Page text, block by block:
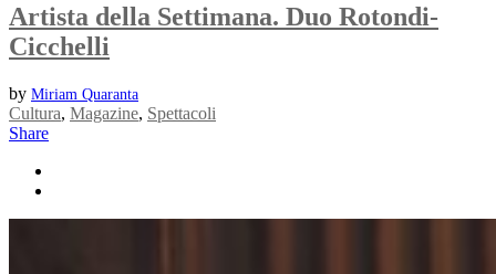
Artista della Settimana. Duo Rotondi-
Cicchelli
by Miriam Quaranta
Cultura, Magazine, Spettacoli
Share